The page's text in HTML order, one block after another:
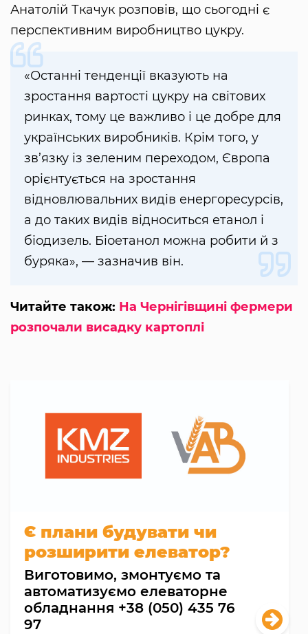
Анатолій Ткачук розповів, що сьогодні є
перспективним виробництво цукру.
«Останні тенденції вказують на
зростання вартості цукру на світових
ринках, тому це важливо і це добре для
українських виробників. Крім того, у
зв’язку із зеленим переходом, Європа
орієнтується на зростання
відновлювальних видів енергоресурсів,
а до таких видів відноситься етанол і
біодизель. Біоетанол можна робити й з
буряка», — зазначив він.
Читайте також: На Чернігівщині фермери
розпочали висадку картоплі
Є плани будувати чи
розширити елеватор?
Виготовимо, змонтуємо та
автоматизуємо елеваторне
обладнання +38 (050) 435 76
97